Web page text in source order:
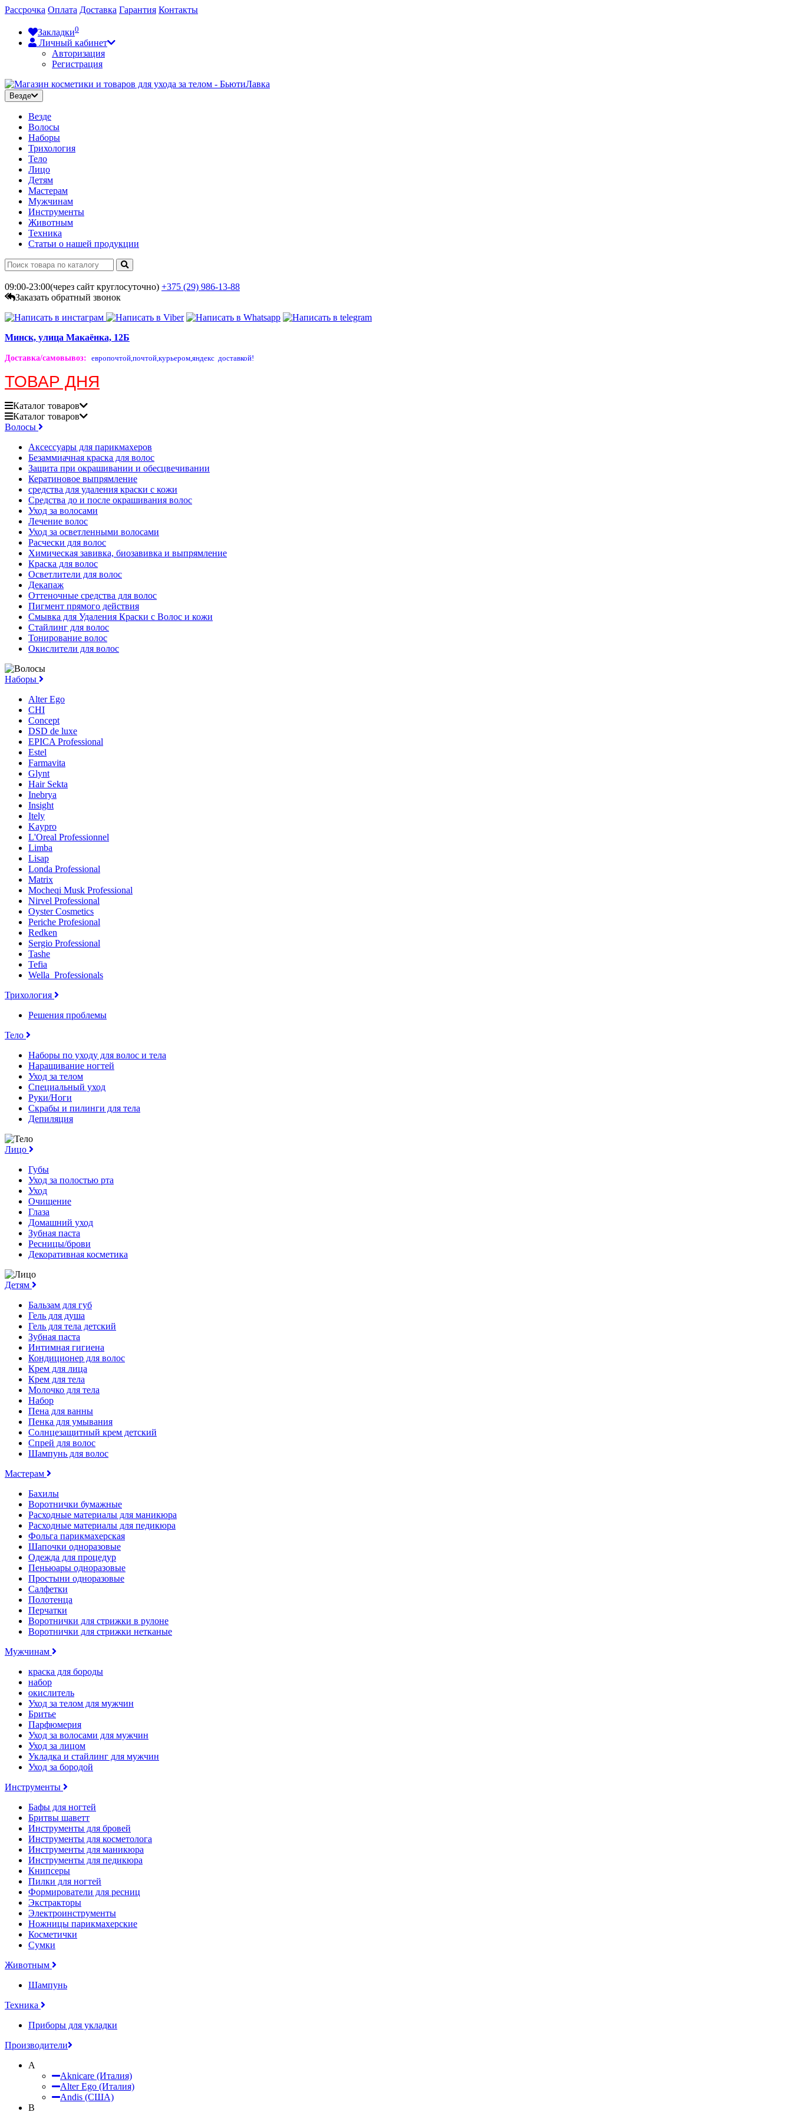
Рассрочка Оплата Доставка Гарантия Контакты
Закладки0
Личный кабинет
Авторизация
Регистрация
Везде
Везде
Волосы
Наборы
Трихология
Тело
Лицо
Детям
Мастерам
Мужчинам
Инструменты
Животным
Техника
Статьи о нашей продукции
09:00-23:00(через сайт круглосуточно) +375 (29) 986-13-88
Заказать обратный звонок
Минск, улица Макаёнка, 12Б
Доставка/самовывоз: европочтой,почтой,курьером,яндекс доставкой!
ТОВАР ДНЯ
Каталог товаров
Каталог товаров
Волосы
Аксессуары для парикмахеров
Безаммиачная краска для волос
Защита при окрашивании и обесцвечивании
Кератиновое выпрямление
средства для удаления краски с кожи
Средства до и после окрашивания волос
Уход за волосами
Лечение волос
Уход за осветленными волосами
Расчески для волос
Химическая завивка, биозавивка и выпрямление
Краска для волос
Осветлители для волос
Декапаж
Оттеночные средства для волос
Пигмент прямого действия
Смывка для Удаления Краски с Волос и кожи
Стайлинг для волос
Тонирование волос
Окислители для волос
Наборы
Alter Ego
CHI
Concept
DSD de luxe
EPICA Professional
Estel
Farmavita
Glynt
Hair Sekta
Inebrya
Insight
Itely
Kaypro
L'Oreal Professionnel
Limba
Lisap
Londa Professional
Matrix
Mocheqi Musk Professional
Nirvel Professional
Oyster Cosmetics
Periche Profesional
Redken
Sergio Professional
Tashe
Tefia
Wella_Professionals
Трихология
Решения проблемы
Тело
Наборы по уходу для волос и тела
Наращивание ногтей
Уход за телом
Специальный уход
Руки/Ноги
Скрабы и пилинги для тела
Депиляция
Лицо
Губы
Уход за полостью рта
Уход
Очищение
Глаза
Домашний уход
Зубная паста
Ресницы/брови
Декоративная косметика
Детям
Бальзам для губ
Гель для душа
Гель для тела детский
Зубная паста
Интимная гигиена
Кондиционер для волос
Крем для лица
Крем для тела
Молочко для тела
Набор
Пена для ванны
Пенка для умывания
Солнцезащитный крем детский
Спрей для волос
Шампунь для волос
Мастерам
Бахилы
Воротнички бумажные
Расходные материалы для маникюра
Расходные материалы для педикюра
Фольга парикмахерская
Шапочки одноразовые
Одежда для процедур
Пеньюары одноразовые
Простыни одноразовые
Салфетки
Полотенца
Перчатки
Воротнички для стрижки в рулоне
Воротнички для стрижки нетканые
Мужчинам
краска для бороды
набор
окислитель
Уход за телом для мужчин
Бритье
Парфюмерия
Уход за волосами для мужчин
Уход за лицом
Укладка и стайлинг для мужчин
Уход за бородой
Инструменты
Бафы для ногтей
Бритвы шаветт
Инструменты для бровей
Инструменты для косметолога
Инструменты для маникюра
Инструменты для педикюра
Книпсеры
Пилки для ногтей
Формирователи для ресниц
Экстракторы
Электроинструменты
Ножницы парикмахерские
Косметички
Сумки
Животным
Шампунь
Техника
Приборы для укладки
Производители
A
Aknicare (Италия)
Alter Ego (Италия)
Andis (США)
B